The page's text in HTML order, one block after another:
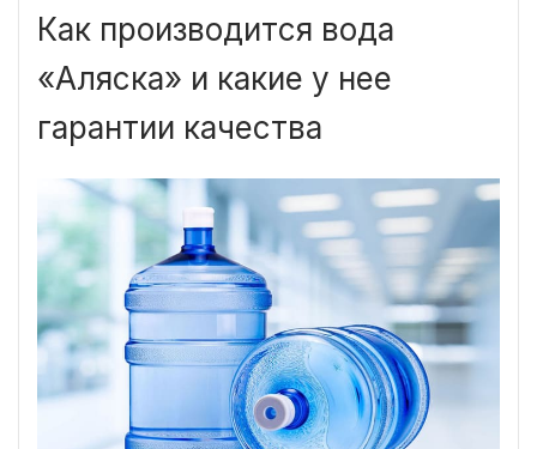
Как производится вода
«Аляска» и какие у нее
гарантии качества